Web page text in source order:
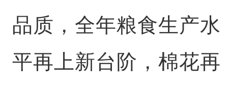
品质，全年粮食生产水
平再上新台阶，棉花再